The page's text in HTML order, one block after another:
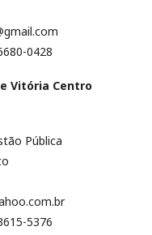
0428
Vitória Centro
Pública
5376